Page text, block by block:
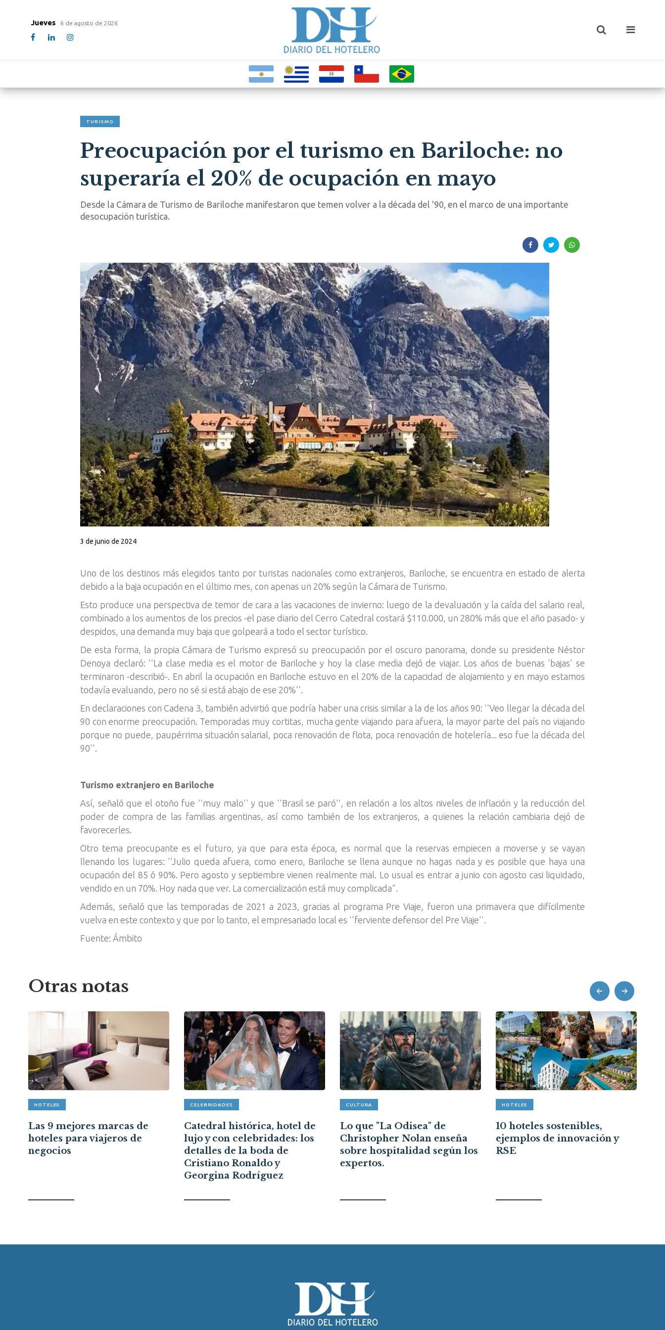
Jueves 6 de agosto de 2026
TURISMO
Preocupación por el turismo en Bariloche: no
superaría el 20% de ocupación en mayo
Desde la Cámara de Turismo de Bariloche manifestaron que temen volver a la década del '90, en el marco de una importante
desocupación turística.
3 de junio de 2024
Uno de los destinos más elegidos tanto por turistas nacionales como extranjeros, Bariloche, se encuentra en estado de alerta
debido a la baja ocupación en el último mes, con apenas un 20% según la Cámara de Turismo.
Esto produce una perspectiva de temor de cara a las vacaciones de invierno: luego de la devaluación y la caída del salario real,
combinado a los aumentos de los precios -el pase diario del Cerro Catedral costará $110.000, un 280% más que el año pasado- y
despidos, una demanda muy baja que golpeará a todo el sector turístico.
De esta forma, la propia Cámara de Turismo expresó su preocupación por el oscuro panorama, donde su presidente Néstor
Denoya declaró: ''La clase media es el motor de Bariloche y hoy la clase media dejó de viajar. Los años de buenas 'bajas' se
terminaron -describió-. En abril la ocupación en Bariloche estuvo en el 20% de la capacidad de alojamiento y en mayo estamos
todavía evaluando, pero no sé si está abajo de ese 20%''.
En declaraciones con Cadena 3, también advirtió que podría haber una crisis similar a la de los años 90: ''Veo llegar la década del
90 con enorme preocupación. Temporadas muy cortitas, mucha gente viajando para afuera, la mayor parte del país no viajando
porque no puede, paupérrima situación salarial, poca renovación de flota, poca renovación de hotelería... eso fue la década del
90''.
Turismo extranjero en Bariloche
Así, señaló que el otoño fue ''muy malo'' y que ''Brasil se paró'', en relación a los altos niveles de inflación y la reducción del
poder de compra de las familias argentinas, así como también de los extranjeros, a quienes la relación cambiaria dejó de
favorecerles.
Otro tema preocupante es el futuro, ya que para esta época, es normal que la reservas empiecen a moverse y se vayan
llenando los lugares: ''Julio queda afuera, como enero, Bariloche se llena aunque no hagas nada y es posible que haya una
ocupación del 85 ó 90%. Pero agosto y septiembre vienen realmente mal. Lo usual es entrar a junio con agosto casi liquidado,
vendido en un 70%. Hoy nada que ver. La comercialización está muy complicada".
Además, señaló que las temporadas de 2021 a 2023, gracias al programa Pre Viaje, fueron una primavera que difícilmente
vuelva en este contexto y que por lo tanto, el empresariado local es ''ferviente defensor del Pre Viaje''.
Fuente: Ámbito
Otras notas
HOTELES
Las 9 mejores marcas de
hoteles para viajeros de
negocios
CELEBRIDADES
Catedral histórica, hotel de
lujo y con celebridades: los
detalles de la boda de
Cristiano Ronaldo y
Georgina Rodríguez
CULTURA
Lo que "La Odisea" de
Christopher Nolan enseña
sobre hospitalidad según los
expertos.
HOTELES
10 hoteles sostenibles,
ejemplos de innovación y
RSE
prev next